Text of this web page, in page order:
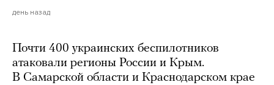
день назад
Почти 400 украинских беспилотников
атаковали регионы России и Крым.
В Самарской области и Краснодарском крае